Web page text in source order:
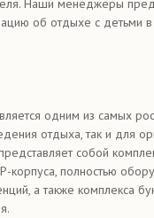
Наши менеджеры
об отдыхе с детьми в
одним из самых
отдыха, так и для
собой
корпуса, полностью
а также комплекса